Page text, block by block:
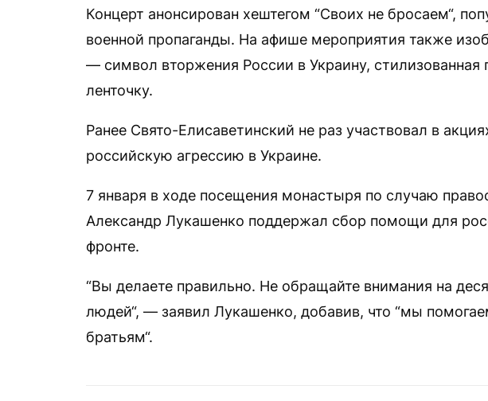
Концерт анонсирован хештегом “Своих не бросаем“,
военной пропаганды. На афише мероприятия также
— символ вторжения России в Украину, стилизованная
ленточку.
Ранее Свято-Елисаветинский не раз участвовал в
российскую агрессию в Украине.
7 января в ходе посещения монастыря по случаю
Александр Лукашенко поддержал сбор помощи для
фронте.
“Вы делаете правильно. Не обращайте внимания на
людей“, — заявил Лукашенко, добавив, что “мы
братьям“.